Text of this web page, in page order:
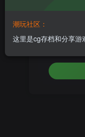
重复密码
潮玩社区：
这里是cg存档和分享游